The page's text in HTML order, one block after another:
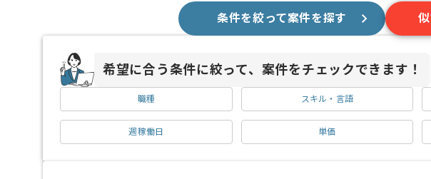
条件を絞って案件を探す
希望に合う条件に絞って、案件をチェックできます！
職種 スキル・言語
週稼働日 単価